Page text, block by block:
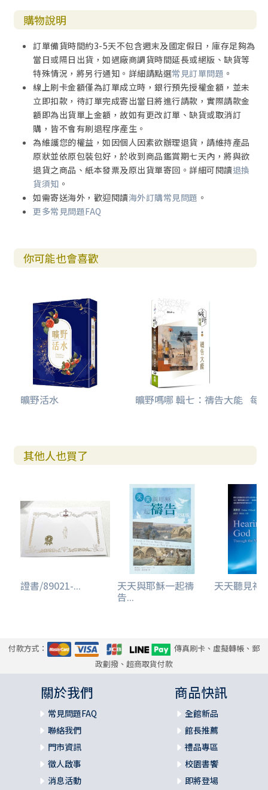
購物說明
訂單備貨時間約3-5天不包含週末及國定假日，庫存足夠為
當日或隔日出貨，如遇廠商調貨時間延長或絕版、缺貨等
特殊情況，將另行通知。詳細請點選常見訂單問題 。
線上刷卡金額僅為訂單成立時，銀行預先授權金額，並未
立即扣款，待訂單完成寄出當日將進行請款，實際請款金
額即為出貨單上金額，故如有更改訂單、缺貨或取消訂
購，皆不會有刷退程序產生。
為維護您的權益，如因個人因素欲辦理退貨，請維持產品
原狀並依原包裝包好，於收到商品鑑賞期七天內，將與欲
退貨之商品、紙本發票及原出貨單寄回。詳細可閱讀退換
貨須知 。
如需寄送海外，歡迎閱讀海外訂購常見問題 。
更多常見問題FAQ
你可能也會喜歡
曠野活水 曠野嗎哪 輯七：禱告大能 每
其他人也買了
證書/89021-... 天天與耶穌一起禱
告...
天天聽見神
付款方式：
傳真刷卡、虛擬轉帳、郵
政劃撥、超商取貨付款
關於我們
常見問題FAQ
聯絡我們
門市資訊
徵人啟事
消息活動
商品快訊
全館新品
館長推薦
禮品專區
校園書饗
即將登場